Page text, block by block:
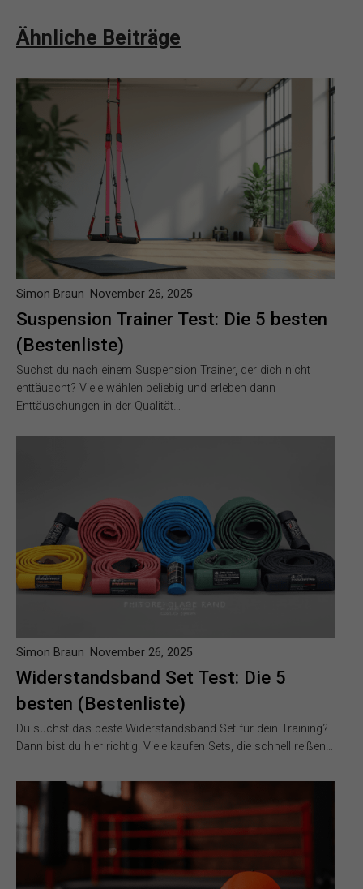
Ähnliche Beiträge
Suspension Trainer Test: Die 5 besten
(Bestenliste)
Simon Braun November 26, 2025
Suchst du nach einem Suspension Trainer, der dich nicht
enttäuscht? Viele wählen beliebig und erleben dann
Enttäuschungen in der Qualität…
Widerstandsband Set Test: Die 5
besten (Bestenliste)
Simon Braun November 26, 2025
Du suchst das beste Widerstandsband Set für dein Training?
Dann bist du hier richtig! Viele kaufen Sets, die schnell reißen…